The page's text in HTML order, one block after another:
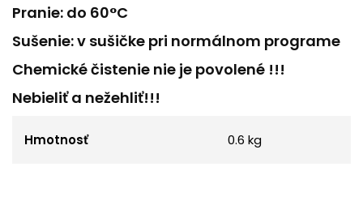
Pranie: do 60°C
Sušenie: v sušičke pri normálnom programe
Chemické čistenie nie je povolené !!!
Nebieliť a nežehliť!!!
Hmotnosť 0.6 kg